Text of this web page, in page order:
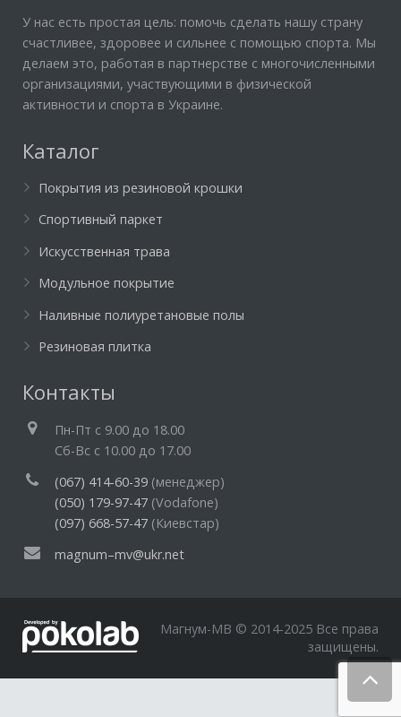
У нас есть простая цель: помочь сделать нашу страну
счастливее, здоровее и сильнее с помощью спорта. Мы
делаем это, работая в партнерстве с многочисленными
организациями, участвующими в физической
активности и спорта в Украине.
Каталог
Покрытия из резиновой крошки
Спортивный паркет
Искусственная трава
Модульное покрытие
Наливные полиуретановые полы
Резиновая плитка
Контакты
Пн-Пт c 9.00 до 18.00
Cб-Вс с 10.00 до 17.00
(067) 414-60-39 (менеджер)
(050) 179-97-47 (Vodafone)
(097) 668-57-47 (Киевстар)
magnum–mv@ukr.net
Магнум-МВ © 2014-2025 Все права
защищены.